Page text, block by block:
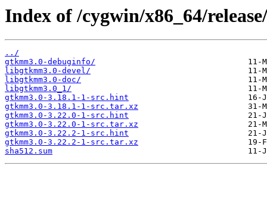
Index of /cygwin/x86_64/
../
gtkmm3.0-debuginfo/
libgtkmm3.0-devel/
libgtkmm3.0-doc/
libgtkmm3.0_1/
gtkmm3.0-3.18.1-1-src.hint
gtkmm3.0-3.18.1-1-src.tar.xz
gtkmm3.0-3.22.0-1-src.hint
gtkmm3.0-3.22.0-1-src.tar.xz
gtkmm3.0-3.22.2-1-src.hint
gtkmm3.0-3.22.2-1-src.tar.xz
sha512.sum